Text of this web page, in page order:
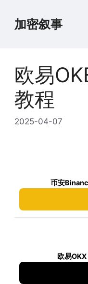
加密叙事
欧易
教程
2025-04-07
币安
欧易OKX